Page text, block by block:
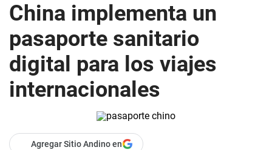
China implementa un
pasaporte sanitario
digital para los viajes
internacionales
Agregar Sitio Andino en